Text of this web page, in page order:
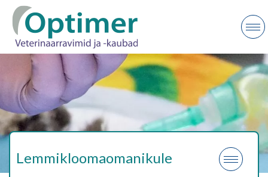
Lemmikloomaomanikule